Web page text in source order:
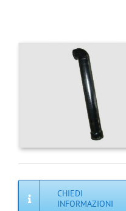
CHIEDI
INFORMAZIONI